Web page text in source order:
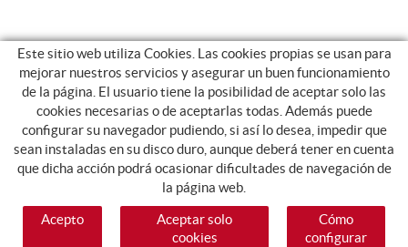
Este sitio web utiliza Cookies. Las cookies propias se usan para
mejorar nuestros servicios y asegurar un buen funcionamiento
de la página. El usuario tiene la posibilidad de aceptar solo las
cookies necesarias o de aceptarlas todas. Además puede
configurar su navegador pudiendo, si así lo desea, impedir que
sean instaladas en su disco duro, aunque deberá tener en cuenta
que dicha acción podrá ocasionar dificultades de navegación de
la página web.
Acepto
Aceptar solo
cookies
Cómo
configurar